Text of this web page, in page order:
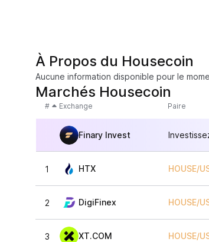
À Propos du Housecoin
Aucune information disponible pour le
Marchés Housecoin
# Exchange Paire
Finary Invest
1 HTX HOUSE/
2 DigiFinex HOUSE/
3 XT.COM HOUSE/